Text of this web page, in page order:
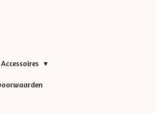
Accessoires